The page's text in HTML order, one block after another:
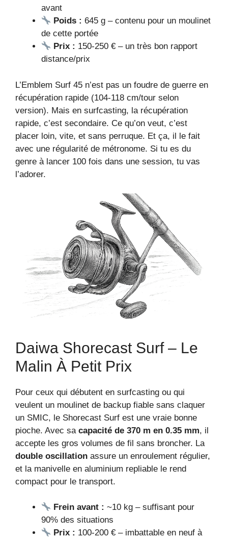
avant
Poids : 645 g – contenu pour un moulinet
de cette portée
Prix : 150-250 € – un très bon rapport
distance/prix
L’Emblem Surf 45 n’est pas un foudre de guerre en
récupération rapide (104-118 cm/tour selon
version). Mais en surfcasting, la récupération
rapide, c’est secondaire. Ce qu’on veut, c’est
placer loin, vite, et sans perruque. Et ça, il le fait
avec une régularité de métronome. Si tu es du
genre à lancer 100 fois dans une session, tu vas
l’adorer.
Daiwa Shorecast Surf – Le
Malin À Petit Prix
Pour ceux qui débutent en surfcasting ou qui
veulent un moulinet de backup fiable sans claquer
un SMIC, le Shorecast Surf est une vraie bonne
pioche. Avec sa capacité de 370 m en 0.35 mm, il
accepte les gros volumes de fil sans broncher. La
double oscillation assure un enroulement régulier,
et la manivelle en aluminium repliable le rend
compact pour le transport.
Frein avant : ~10 kg – suffisant pour
90% des situations
Prix : 100-200 € – imbattable en neuf à